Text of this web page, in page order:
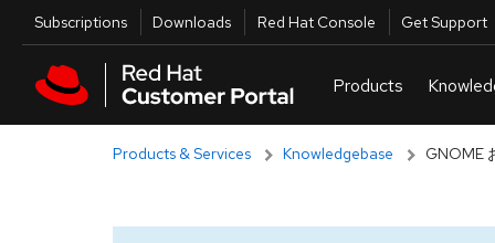
Skip to main content
Utilities
Subscriptions Downloads Red Hat Console Get Support
Products & Services Knowledgebase GNOME